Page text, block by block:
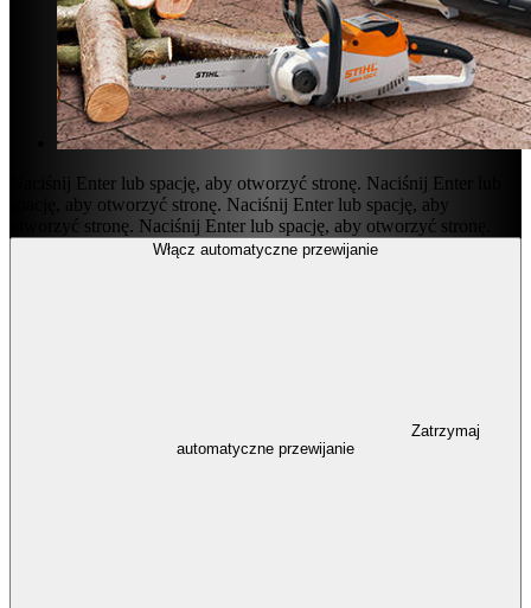
Naciśnij Enter lub spację, aby otworzyć stronę. Naciśnij Enter lub
spację, aby otworzyć stronę. Naciśnij Enter lub spację, aby
otworzyć stronę. Naciśnij Enter lub spację, aby otworzyć stronę.
Włącz automatyczne przewijanie
Zatrzymaj
automatyczne przewijanie